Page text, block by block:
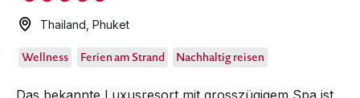
Thailand ,Phuket
Wellness Ferien am Strand Nachhaltig reisen
Das bekannte Luxusresort mit grosszügigem Spa ist